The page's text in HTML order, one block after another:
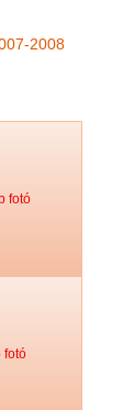
2008
fotó
fotó